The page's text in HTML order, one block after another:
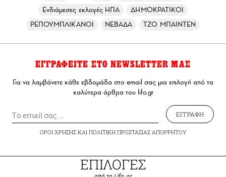
Ενδιάμεσες εκλογές ΗΠΑ
ΔΗΜΟΚΡΑΤΙΚΟΙ
ΡΕΠΟΥΜΠΛΙΚΑΝΟΙ
ΝΕΒΑΔΑ ΤΖΟ ΜΠΑΙΝΤΕΝ
ΕΓΓΡΑΦΕΙΤΕ ΣΤΟ NEWSLETTER ΜΑΣ
Για να λαμβάνετε κάθε εβδομάδα στο email σας μια επιλογή από τα
καλύτερα άρθρα του lifo.gr
ΕΓΓΡΑΦΗ
ΟΡΟΙ ΧΡΗΣΗΣΚΑΙ ΠΟΛΙΤΙΚΗ ΠΡΟΣΤΑΣΙΑΣ ΑΠΟΡΡΗΤΟΥ
ΕΠΙΛΟΓΕΣ